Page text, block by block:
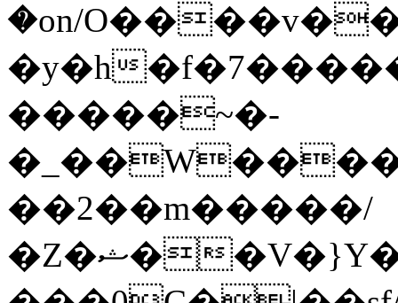
�on/
�y�h
�����~�-
��2��m�����/
�Z�ޝ��V�}Y�I�ծ�O�����S��]z��w��7�޷�����h���u��7w.ϻ���8X��ͮ�����W�dm�Jߜ��q/>?